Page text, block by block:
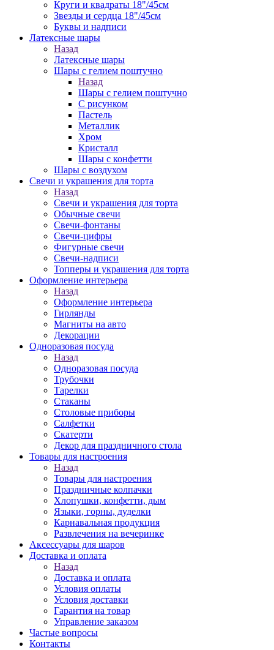
Круги и квадраты 18"/45см
Звезды и сердца 18"/45см
Буквы и надписи
Латексные шары
Назад
Латексные шары
Шары с гелием поштучно
Назад
Шары с гелием поштучно
С рисунком
Пастель
Металлик
Хром
Кристалл
Шары с конфетти
Шары с воздухом
Свечи и украшения для торта
Назад
Свечи и украшения для торта
Обычные свечи
Свечи-фонтаны
Свечи-цифры
Фигурные свечи
Свечи-надписи
Топперы и украшения для торта
Оформление интерьера
Назад
Оформление интерьера
Гирлянды
Магниты на авто
Декорации
Одноразовая посуда
Назад
Одноразовая посуда
Трубочки
Тарелки
Стаканы
Столовые приборы
Салфетки
Скатерти
Декор для праздничного стола
Товары для настроения
Назад
Товары для настроения
Праздничные колпачки
Хлопушки, конфетти, дым
Языки, горны, дуделки
Карнавальная продукция
Развлечения на вечеринке
Аксессуары для шаров
Доставка и оплата
Назад
Доставка и оплата
Условия оплаты
Условия доставки
Гарантия на товар
Управление заказом
Частые вопросы
Контакты